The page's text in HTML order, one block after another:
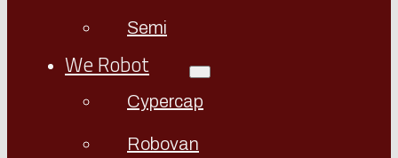
Semi
We Robot
Cypercap
Robovan